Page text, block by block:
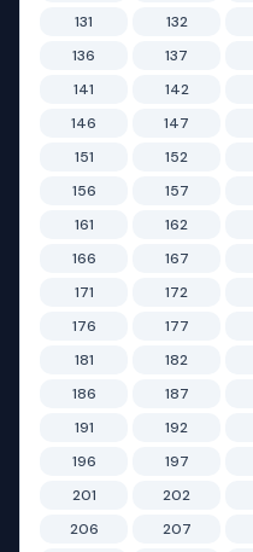
131 132
136
137
141
142
146
147
151
152
156
157
161
162
166
167
171
172
176
177
181
182
186
187
191
192
196
197
201
202
206
207